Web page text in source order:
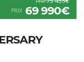
PRIX 69 990€